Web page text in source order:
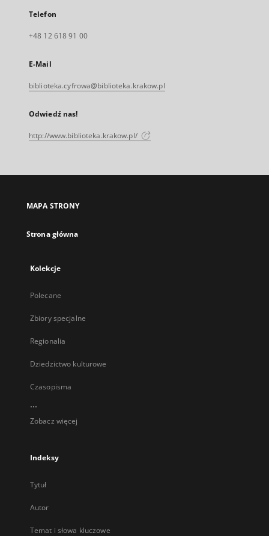
Telefon
+48 12 618 91 00
E-Mail
biblioteka.cyfrowa@biblioteka.krakow.pl
Odwiedź nas!
http://www.biblioteka.krakow.pl/
MAPA STRONY
Strona główna
Kolekcje
Polecane
Zbiory specjalne
Regionalia
Dziedzictwo kulturowe
Czasopisma
...
Zobacz więcej
Indeksy
Tytuł
Autor
Temat i słowa kluczowe